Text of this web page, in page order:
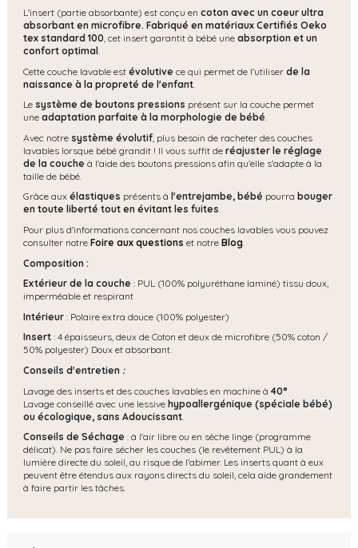
L'insert (partie absorbante) est conçu en coton avec un coeur ultra
absorbant en microfibre. Fabriqué en matériaux Certifiés Oeko
tex standard 100, cet insert garantit à bébé une absorption et un
confort optimal.
Cette couche lavable est évolutive ce qui permet de l'utiliser de la
naissance à la propreté de l'enfant
Le système de boutons pressions présent sur la couche permet
une adaptation parfaite à la morphologie de bébé.
Avec notre système évolutif , plus besoin de racheter des couches
lavables lorsque bébé grandit ! Il vous suffit de réajuster le réglage
de la couche à l'aide des boutons pressions afin qu'elle s'adapte à la
taille de bébé.
Grâce aux élastiques présents à l'entrejambe, bébé pourra bouger
en toute liberté tout en évitant les fuites.
Pour plus d'informations concernant nos couches lavables vous pouvez
consulter notre Foire aux questions et notre Blog.
Composition :
Extérieur de la couche : PUL (100% polyuréthane laminé) tissu doux,
imperméable et respirant
Intérieur : Polaire extra douce (100% polyester)
Insert : 4 épaisseurs, deux de Coton et deux de microfibre (50% coton /
50% polyester) Doux et absorbant.
Conseils d'entretien :
Lavage des inserts et des couches lavables en machine à 40°
Lavage conseillé avec une lessive hypoallergénique (spéciale bébé)
ou écologique, sans Adoucissant
Conseils de Séchage : à l'air libre ou en sèche linge (programme
délicat). Ne pas faire sécher les couches (le revêtement PUL) à la
lumière directe du soleil, au risque de l'abimer. Les inserts quant à eux
peuvent être étendus aux rayons directs du soleil, cela aide grandement
à faire partir les tâches.